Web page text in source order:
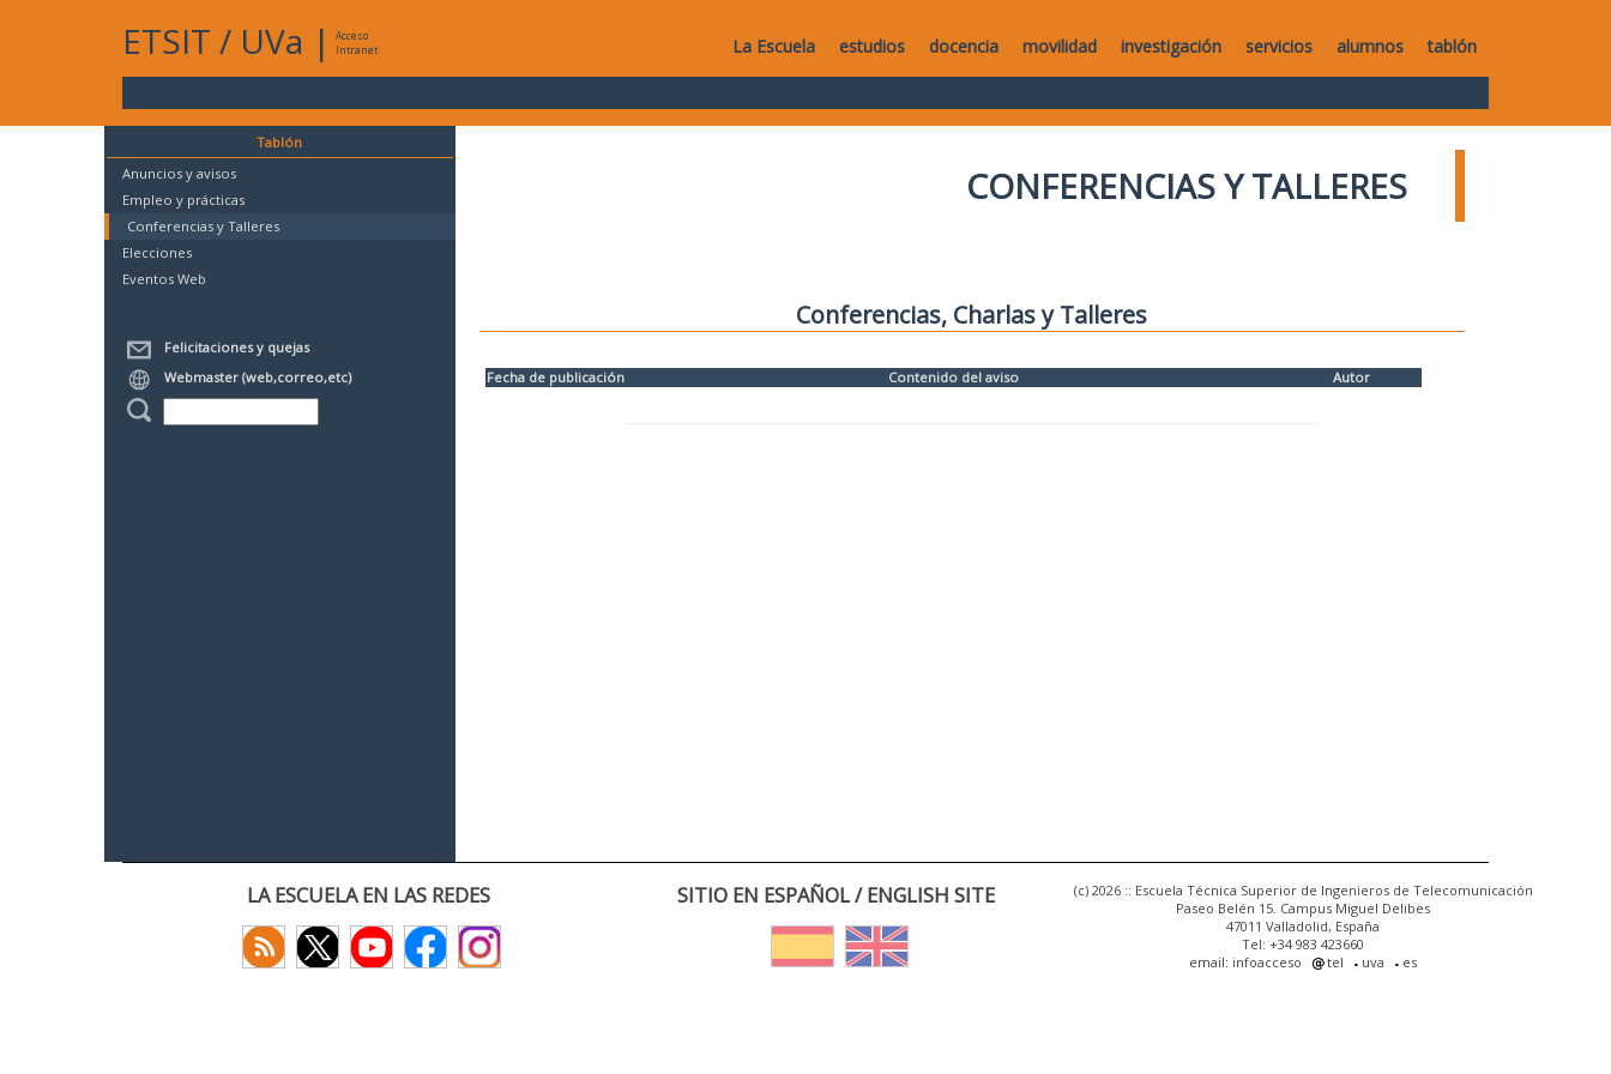
ETSIT / UVa |
Acceso
Intranet
La Escuela estudios docencia movilidad investigación servicios alumnos tablón
Tablón
Anuncios y avisos
Empleo y prácticas
Conferencias y Talleres
Elecciones
Eventos Web
Felicitaciones y quejas
Webmaster (web,correo,etc)
CONFERENCIAS Y TALLERES
Conferencias, Charlas y Talleres
Fecha de publicación Contenido del aviso Autor
LA ESCUELA EN LAS REDES SITIO EN ESPAÑOL / ENGLISH SITE
(c) 2026 :: Escuela Técnica Superior de Ingenieros de Telecomunicación
Paseo Belén 15. Campus Miguel Delibes
47011 Valladolid, España
Tel: +34 983 423660
email: infoacceso
tel uva es